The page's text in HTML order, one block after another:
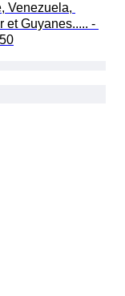
Venezuela,
et Guyanes..... -